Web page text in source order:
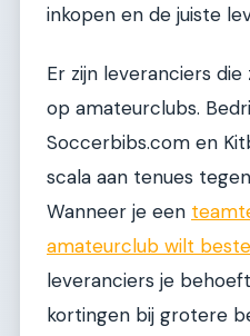
inkopen en de juiste
Er zijn leveranciers
op amateurclubs.
Soccerbibs.com en
scala aan tenues
Wanneer je een
amateurclub wilt
leveranciers je
kortingen bij grotere